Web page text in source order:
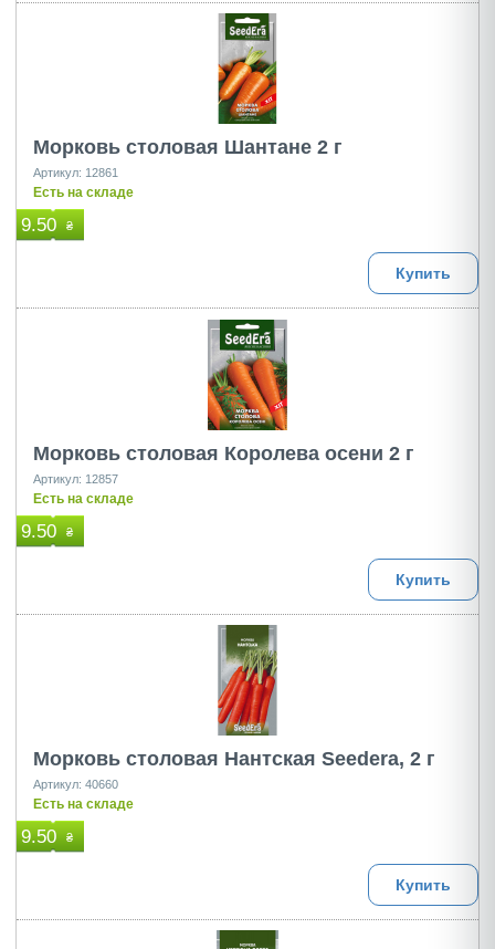
Морковь столовая Шантане 2 г
Артикул: 12861
Есть на складе
9.50 ₴
Купить
Морковь столовая Королева осени 2 г
Артикул: 12857
Есть на складе
9.50 ₴
Купить
Морковь столовая Нантская Seedera, 2 г
Артикул: 40660
Есть на складе
9.50 ₴
Купить